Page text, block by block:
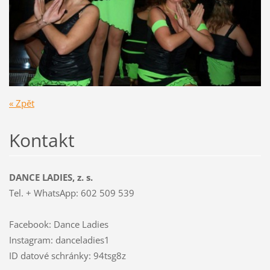
« Zpět
Kontakt
DANCE LADIES, z. s.
Tel. + WhatsApp: 602 509 539
Facebook: Dance Ladies
Instagram: danceladies1
ID datové schránky: 94tsg8z